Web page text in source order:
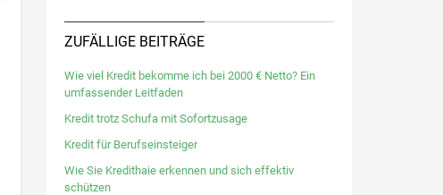
ZUFÄLLIGE BEITRÄGE
Wie viel Kredit bekomme ich bei 2000 € Netto? Ein
umfassender Leitfaden
Kredit trotz Schufa mit Sofortzusage
Kredit für Berufseinsteiger
Wie Sie Kredithaie erkennen und sich effektiv
schützen